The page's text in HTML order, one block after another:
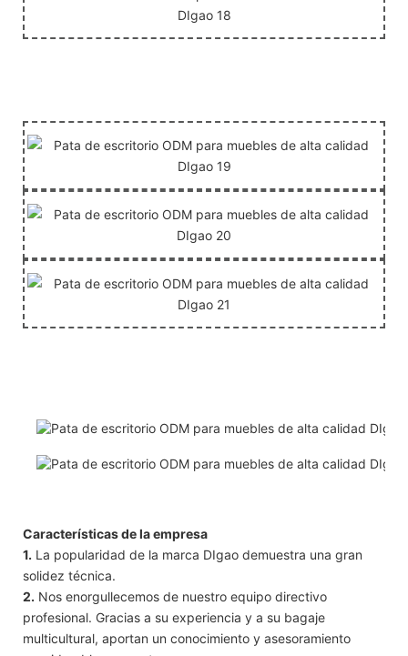
Características de la empresa
1. La popularidad de la marca DIgao demuestra una gran
solidez técnica.
2. Nos enorgullecemos de nuestro equipo directivo
profesional. Gracias a su experiencia y a su bagaje
multicultural, aportan un conocimiento y asesoramiento